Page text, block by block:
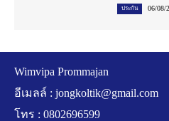
ประกัน 06/08/
Wimvipa Prommajan
อีเมลล์ : jongkoltik@gmail.com
โทร : 0802696599